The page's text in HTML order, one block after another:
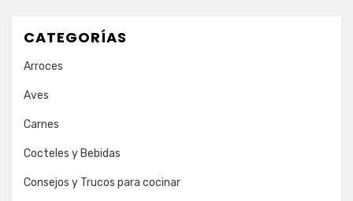
CATEGORÍAS
Arroces
Aves
Carnes
Cocteles y Bebidas
Consejos y Trucos para cocinar